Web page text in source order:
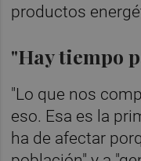
productos
"Hay tiempo
"Lo que nos
eso. Esa es la
ha de afectar